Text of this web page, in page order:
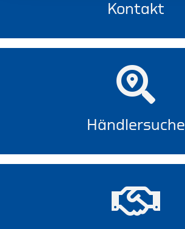
Kontakt
Händlersuche